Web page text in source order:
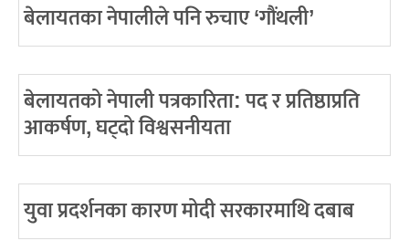
बेलायतका नेपालीले पनि रुचाए ‘गौंथली’
बेलायतको नेपाली पत्रकारिता: पद र प्रतिष्ठाप्रति
आकर्षण, घट्दो विश्वसनीयता
युवा प्रदर्शनका कारण मोदी सरकारमाथि दबाब